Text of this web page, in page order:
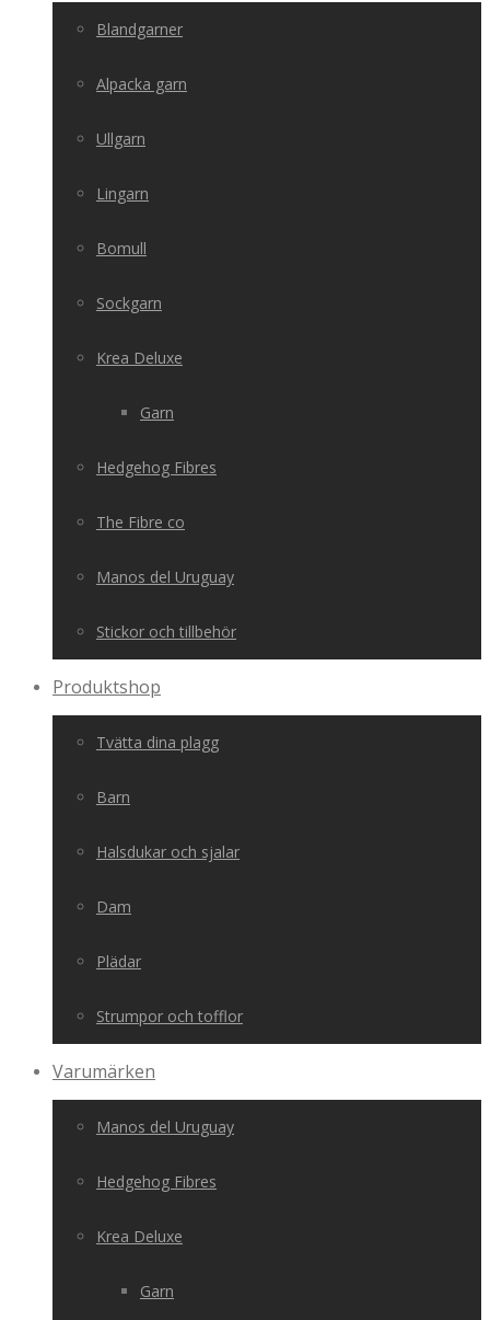
Blandgarner
Alpacka garn
Ullgarn
Lingarn
Bomull
Sockgarn
Krea Deluxe
Garn
Hedgehog Fibres
The Fibre co
Manos del Uruguay
Stickor och tillbehör
Produktshop
Tvätta dina plagg
Barn
Halsdukar och sjalar
Dam
Plädar
Strumpor och tofflor
Varumärken
Manos del Uruguay
Hedgehog Fibres
Krea Deluxe
Garn